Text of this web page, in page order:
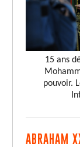
15 ans
pouvoir.
ABRAHAM